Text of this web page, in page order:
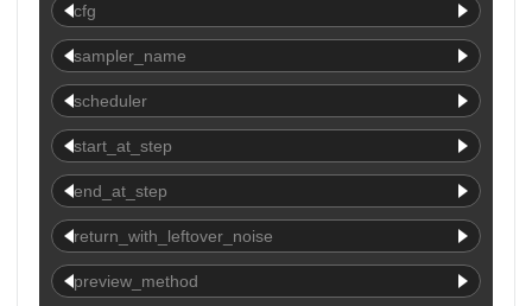
cfg
sampler_name
scheduler
start_at_step
end_at_step
return_with_leftover_noise
preview_method